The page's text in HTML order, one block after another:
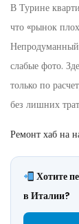
В Турине
что «рынок
Непродуманный
слабые фото.
только по
без лишних
Ремонт хаб на
Хотите
в Италии?